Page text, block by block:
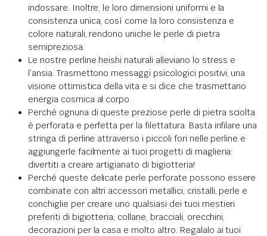
indossare. Inoltre, le loro dimensioni uniformi e la
consistenza unica, così come la loro consistenza e
colore naturali, rendono uniche le perle di pietra
semipreziosa.
Le nostre perline heishi naturali alleviano lo stress e
l’ansia. Trasmettono messaggi psicologici positivi, una
visione ottimistica della vita e si dice che trasmettano
energia cosmica al corpo.
Perché ognuna di queste preziose perle di pietra sciolta
è perforata e perfetta per la filettatura. Basta infilare una
stringa di perline attraverso i piccoli fori nelle perline e
aggiungerle facilmente ai tuoi progetti di maglieria:
divertiti a creare artigianato di bigiotteria!
Perché queste delicate perle perforate possono essere
combinate con altri accessori metallici, cristalli, perle e
conchiglie per creare uno qualsiasi dei tuoi mestieri
preferiti di bigiotteria, collane, bracciali, orecchini,
decorazioni per la casa e molto altro. Regalalo ai tuoi